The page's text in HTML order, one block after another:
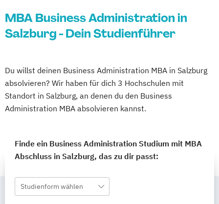
MBA Business Administration in
Salzburg - Dein Studienführer
Du willst deinen Business Administration MBA in Salzburg
absolvieren? Wir haben für dich 3 Hochschulen mit
Standort in Salzburg, an denen du den Business
Administration MBA absolvieren kannst.
Finde ein Business Administration Studium mit MBA
Abschluss in Salzburg, das zu dir passt:
Studienform wählen